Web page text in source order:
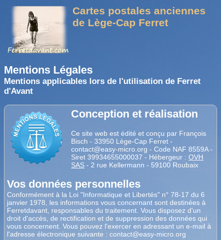
Cartes postales anciennes
de Lège-Cap Ferret
Mentions Légales
Mentions applicables lors de l'utilisation de Ferret
d'Avant
Conception et réalisation
Ce site web est édité et conçu par François
Bisch - 33950 Lège-Cap Ferret -
contact@easy-micro.org - Code NAF 8559A -
Siret 39934655000037 - Hébergeur :OVH
SAS - 2 rue Kellermann - 59100 Roubaix
Vos données personnelles
Conformément à la Loi "Informatique et Libertés" n° 78-17 du 6
janvier 1978, les informations vous concernant sont destinées à
Ferretdavant, responsables du traitement. Vous disposez d'un
droit d'accès, de rectification et de suppression des données qui
vous concernent. Vous pouvez l'exercer en adressant un e-mail à
l'adresse électronique suivante :contact@easy-micro.org